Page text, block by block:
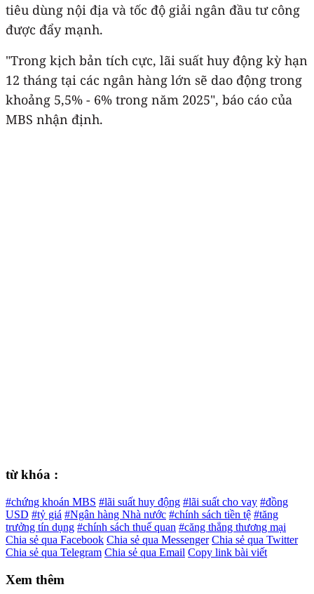
tiêu dùng nội địa và tốc độ giải ngân đầu tư công
được đẩy mạnh.
"Trong kịch bản tích cực, lãi suất huy động kỳ hạn
12 tháng tại các ngân hàng lớn sẽ dao động trong
khoảng 5,5% - 6% trong năm 2025", báo cáo của
MBS nhận định.
từ khóa :
#chứng khoán MBS #lãi suất huy động #lãi suất cho vay #đồng
USD #tỷ giá #Ngân hàng Nhà nước #chính sách tiền tệ #tăng
trưởng tín dụng #chính sách thuế quan #căng thẳng thương mại
Chia sẻ qua Facebook Chia sẻ qua Messenger Chia sẻ qua Twitter
Chia sẻ qua Telegram Chia sẻ qua Email Copy link bài viết
Xem thêm